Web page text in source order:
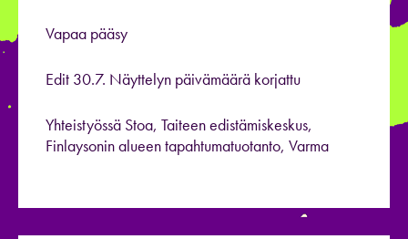
Vapaa pääsy
Edit 30.7. Näyttelyn päivämäärä korjattu
Yhteistyössä Stoa, Taiteen edistämiskeskus,
Finlaysonin alueen tapahtumatuotanto, Varma